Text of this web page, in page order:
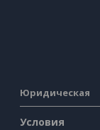
Юридическая
Условия